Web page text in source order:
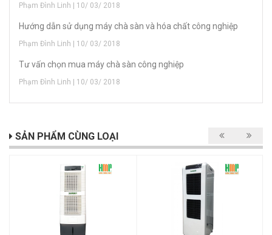
Phạm Đình Linh | 10/ 03/ 2018
Hướng dẫn sử dụng máy chà sàn và hóa chất công nghiệp
Phạm Đình Linh | 10/ 03/ 2018
Tư vấn chọn mua máy chà sàn công nghiệp
Phạm Đình Linh | 10/ 03/ 2018
SẢN PHẨM CÙNG LOẠI